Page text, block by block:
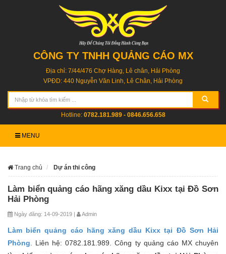
CÔNG TY TNHH QUẢNG CÁO MX
Địa chỉ: 7/44/476 Chợ Hàng, Lê chân, Hải Phòng
VPĐD: 440 Nguyễn Văn Linh, Lê Chân, Hải Phòng
Hotline: 0782.181.989 - 0846.656.658
MENU
Trang chủ Dự án thi công
Làm biển quảng cáo hãng xăng dầu Kixx tại Đồ Sơn
Hải Phòng
Ngày đăng: 14-09-2019 | Admin
Làm biển quảng cáo hãng xăng dầu Kixx tại Đồ Sơn Hải
Phòng . Liên hệ: 0782.181.989. Công ty quảng cáo MX chuyên